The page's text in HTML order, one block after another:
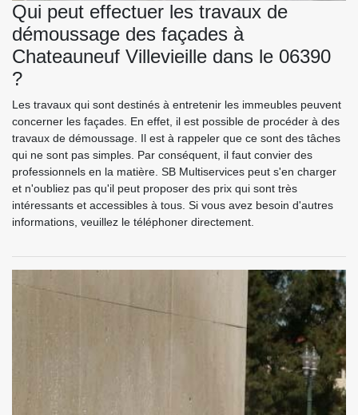
Qui peut effectuer les travaux de
démoussage des façades à
Chateauneuf Villevieille dans le 06390
?
Les travaux qui sont destinés à entretenir les immeubles peuvent
concerner les façades. En effet, il est possible de procéder à des
travaux de démoussage. Il est à rappeler que ce sont des tâches
qui ne sont pas simples. Par conséquent, il faut convier des
professionnels en la matière. SB Multiservices peut s'en charger
et n'oubliez pas qu'il peut proposer des prix qui sont très
intéressants et accessibles à tous. Si vous avez besoin d'autres
informations, veuillez le téléphoner directement.